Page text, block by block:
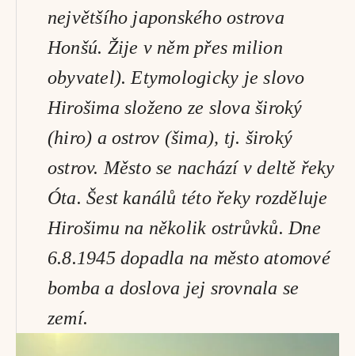
největšího japonského ostrova
Honšú. Žije v něm přes milion
obyvatel). Etymologicky je slovo
Hirošima složeno ze slova široký
(hiro) a ostrov (šima), tj. široký
ostrov. Město se nachází v deltě řeky
Óta. Šest kanálů této řeky rozděluje
Hirošimu na několik ostrůvků. Dne
6.8.1945 dopadla na město atomové
bomba a doslova jej srovnala se
zemí.